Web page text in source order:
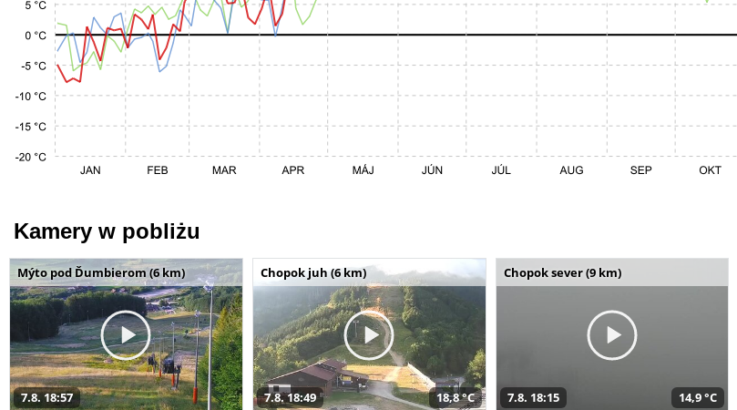
Kamery w pobliżu
Mýto pod Ďumbierom (6 km)
7.8. 18:57
Chopok juh (6 km)
7.8. 18:49 18,8 °C
Chopok sever (9 km)
7.8. 18:15 14,9 °C